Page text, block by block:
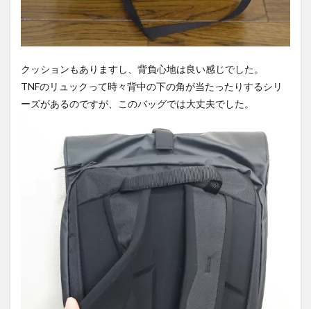
クッションもありますし、背負心地は良い感じでした。
TNFのリュックって時々背中の下の角が当たったりするシリ
ーズがあるのですが、このバッグでは大丈夫でした。